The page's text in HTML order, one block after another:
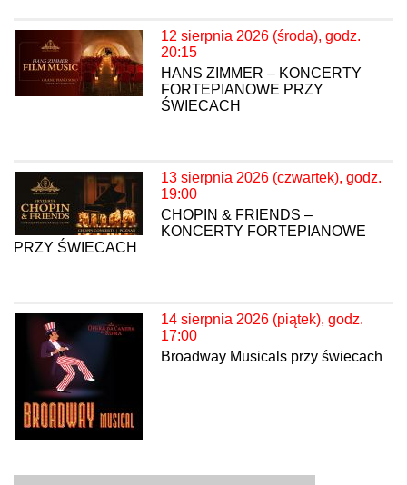
12 sierpnia 2026 (środa), godz.
20:15
HANS ZIMMER – KONCERTY
FORTEPIANOWE PRZY
ŚWIECACH
13 sierpnia 2026 (czwartek), godz.
19:00
CHOPIN & FRIENDS –
KONCERTY FORTEPIANOWE
PRZY ŚWIECACH
14 sierpnia 2026 (piątek), godz.
17:00
Broadway Musicals przy świecach